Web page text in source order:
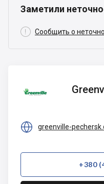
Заметили
 Сообщить о
 greenville-
+380